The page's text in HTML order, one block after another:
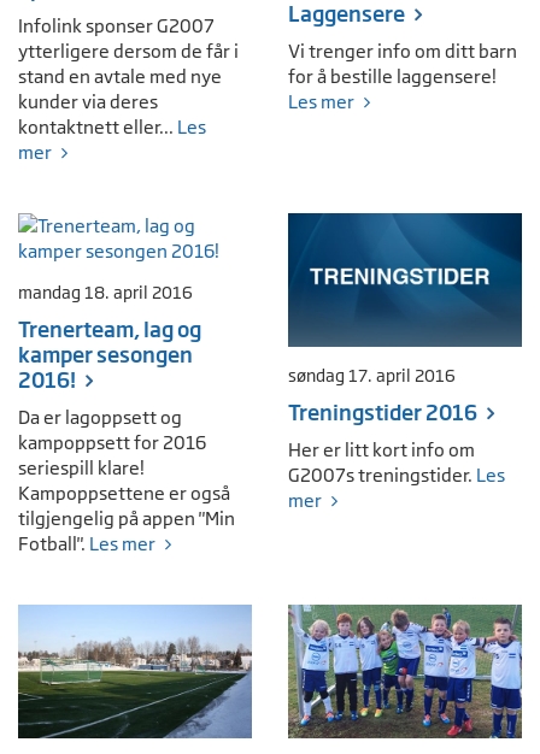
Infolink sponser G2007
ytterligere dersom de får i
stand en avtale med nye
kunder via deres
kontaktnett eller... Les
mer
Laggensere
Vi trenger info om ditt barn
for å bestille laggensere!
Les mer
mandag 18. april 2016
Trenerteam, lag og
kamper sesongen
2016!
Da er lagoppsett og
kampoppsett for 2016
seriespill klare!
Kampoppsettene er også
tilgjengelig på appen "Min
Fotball". Les mer
søndag 17. april 2016
Treningstider 2016
Her er litt kort info om
G2007s treningstider. Les
mer